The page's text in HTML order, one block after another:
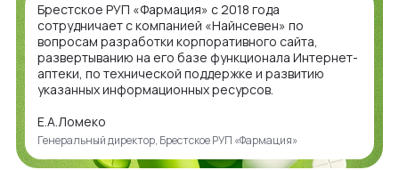
Брестское РУП «Фармация» с 2018 года
сотрудничает с компанией «Найнсевен» по
вопросам разработки корпоративного сайта,
развертыванию на его базе функционала Интернет-
аптеки, по технической поддержке и развитию
указанных информационных ресурсов.
Е.А.Ломеко
Генеральный директор, Брестское РУП «Фармация»